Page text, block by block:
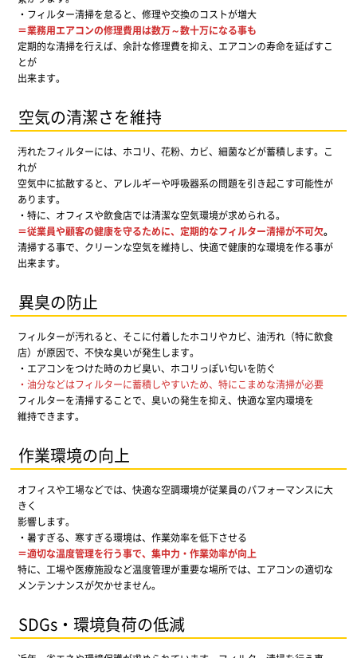
・フィルター清掃を怠ると、修理や交換のコストが増大
＝業務用エアコンの修理費用は数万～数十万になる事も
定期的な清掃を行えば、余計な修理費を抑え、エアコンの寿命を延ばすこ
とが
出来ます。
空気の清潔さを維持
汚れたフィルターには、ホコリ、花粉、カビ、細菌などが蓄積します。こ
れが
空気中に拡散すると、アレルギーや呼吸器系の問題を引き起こす可能性が
あります。
・特に、オフィスや飲食店では清潔な空気環境が求められる。
＝従業員や顧客の健康を守るために、定期的なフィルター清掃が不可欠。
清掃する事で、クリーンな空気を維持し、快適で健康的な環境を作る事が
出来ます。
異臭の防止
フィルターが汚れると、そこに付着したホコリやカビ、油汚れ（特に飲食
店）が原因で、不快な臭いが発生します。
・エアコンをつけた時のカビ臭い、ホコリっぽい匂いを防ぐ
・油分などはフィルターに蓄積しやすいため、特にこまめな清掃が必要
フィルターを清掃することで、臭いの発生を抑え、快適な室内環境を
維持できます。
作業環境の向上
オフィスや工場などでは、快適な空調環境が従業員のパフォーマンスに大
きく
影響します。
・暑すぎる、寒すぎる環境は、作業効率を低下させる
＝適切な温度管理を行う事で、集中力・作業効率が向上
特に、工場や医療施設など温度管理が重要な場所では、エアコンの適切な
メンテンナンスが欠かせません。
SDGs・環境負荷の低減